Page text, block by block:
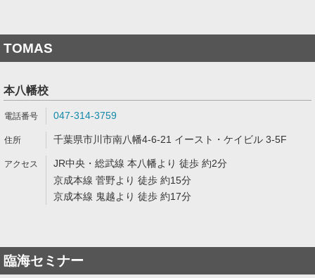
TOMAS
本八幡校
047-314-3759
千葉県市川市南八幡4-6-21 イースト・ケイビル 3-5F
JR中央・総武線 本八幡より 徒歩 約2分
京成本線 菅野より 徒歩 約15分
京成本線 鬼越より 徒歩 約17分
臨海セミナー